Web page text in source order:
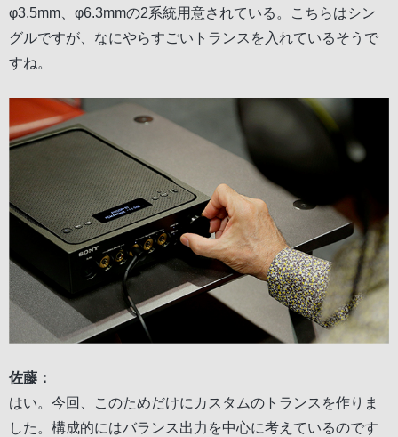
φ3.5mm、φ6.3mmの2系統用意されている。こちらはシン
グルですが、なにやらすごいトランスを入れているそうで
すね。
佐藤：
はい。今回、このためだけにカスタムのトランスを作りま
した。構成的にはバランス出力を中心に考えているのです